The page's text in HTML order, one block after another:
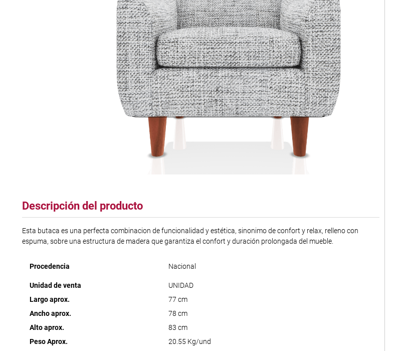
Descripción del producto
Esta butaca es una perfecta combinacion de funcionalidad y estética, sinonimo de confort y relax, relleno con
espuma, sobre una estructura de madera que garantiza el confort y duración prolongada del mueble.
Procedencia Nacional
Unidad de venta
UNIDAD
Largo aprox.
77 cm
Ancho aprox.
78 cm
Alto aprox.
83 cm
Peso Aprox.
20.55 Kg/und
tapete